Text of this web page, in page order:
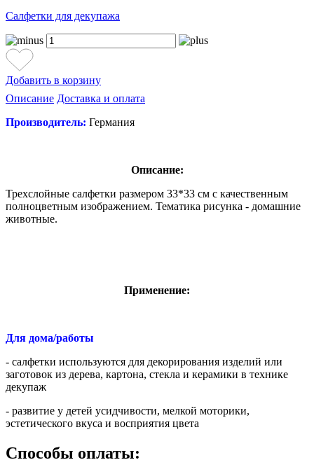
Салфетки для декупажа
Добавить в корзину
Описание Доставка и оплата
Производитель: Германия
Описание:
Трехслойные салфетки размером 33*33 см с качественным
полноцветным изображением. Тематика рисунка - домашние
животные.
Применение:
Для дома/работы
- салфетки используются для декорирования изделий или
заготовок из дерева, картона, стекла и керамики в технике
декупаж
- развитие у детей усидчивости, мелкой моторики,
эстетического вкуса и восприятия цвета
Способы оплаты: